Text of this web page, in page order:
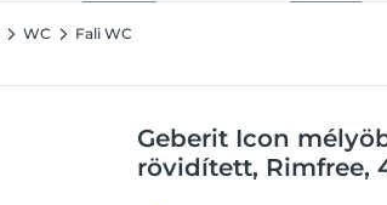
WC Fali WC
Geberit Icon
rövidített, Rimfree,